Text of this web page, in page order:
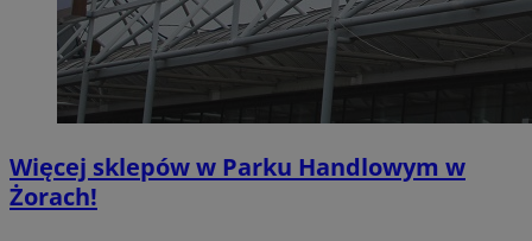
Więcej sklepów w Parku Handlowym w
Żorach!